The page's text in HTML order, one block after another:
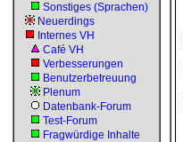
Sonstiges (Sprachen)
Neuerdings
Internes VH
Café VH
Verbesserungen
Benutzerbetreuung
Plenum
Datenbank-Forum
Test-Forum
Fragwürdige Inhalte